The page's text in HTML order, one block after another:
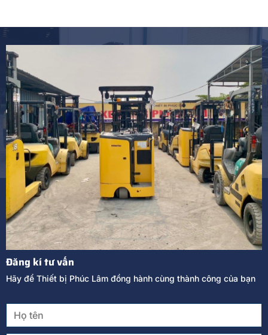
Đăng kí tư vấn
Hãy để Thiết bị Phúc Lâm đồng hành cùng thành công của bạn